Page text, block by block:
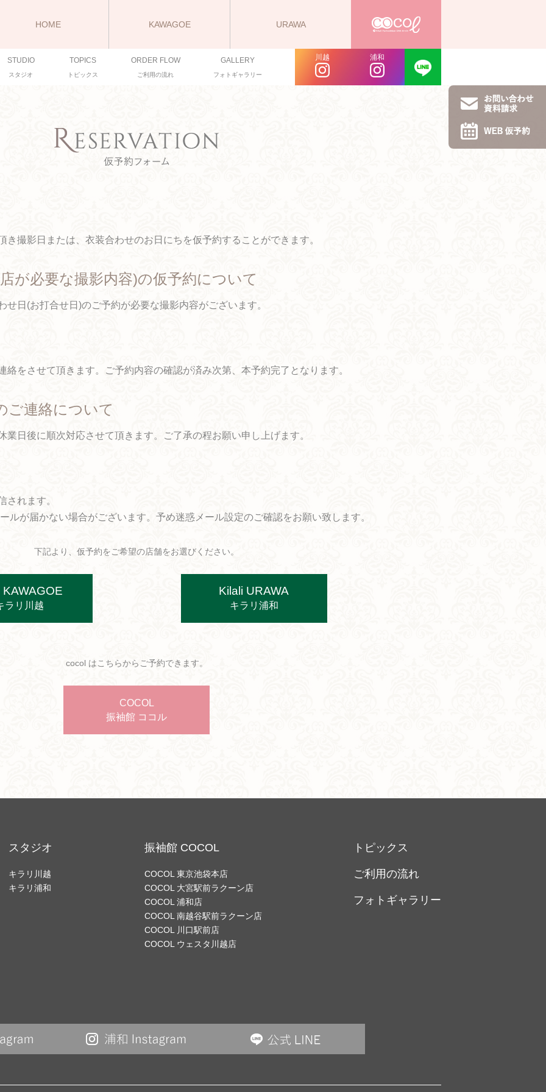
STUDIO
スタジオ
TOPICS
トピックス
ORDER FLOW
ご利用の流れ
GALLERY
フォトギャラリー
川越 浦和
HOME KAWAGOE URAWA
撮影日または、衣装合わせのお日にちを仮予約することができます。
が必要な撮影内容)の仮予約について
日(お打合せ日)のご予約が必要な撮影内容がございます。
をさせて頂きます。ご予約内容の確認が済み次第、本予約完了となります。
ご連絡について
日後に順次対応させて頂きます。ご了承の程お願い申し上げます。
されます。
が届かない場合がございます。予め迷惑メール設定のご確認をお願い致します。
下記より、仮予約をご希望の店舗をお選びください。
KAWAGOE
ラリ川越
Kilali URAWA
キラリ浦和
cocol はこちらからご予約できます。
COCOL
振袖館 ココル
スタジオ
キラリ川越
キラリ浦和
振袖館 COCOL
COCOL 東京池袋本店
COCOL 大宮駅前ラクーン店
COCOL 浦和店
COCOL 南越谷駅前ラクーン店
COCOL 川口駅前店
COCOL ウェスタ川越店
トピックス
ご利用の流れ
フォトギャラリー